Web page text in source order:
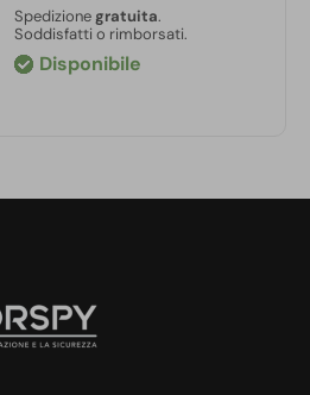
Spedizione gratuita.
Soddisfatti o rimborsati.
Disponibile